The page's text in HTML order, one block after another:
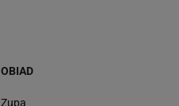
OBIAD
Zupa